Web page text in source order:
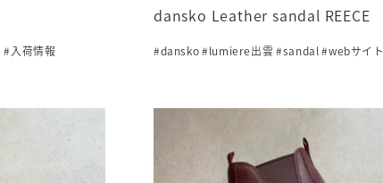
#入荷情報
dansko Leather sandal REECE
#dansko#lumiere出雲#sandal#webサイト